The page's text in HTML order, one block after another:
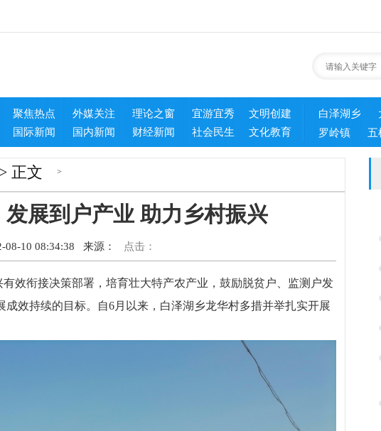
聚焦热点 外媒关注 理论之窗 宜游宜秀
文明创建
国际新闻
国内新闻 财经新闻 社会民生 文化教育
白泽湖乡
罗岭镇
五
>
> 正文
展到户产业 助力乡村振兴
08-10 08:34:38 来源： 点击：
衔接决策部署，培育壮大特产农产业，鼓励脱贫户、监测户发
效持续的目标。自6月以来，白泽湖乡龙华村多措并举扎实开展